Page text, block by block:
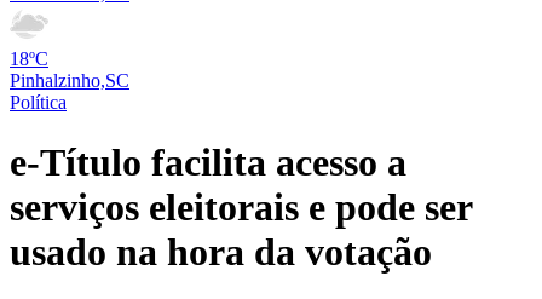
18ºC
Pinhalzinho,SC
Política
e-Título facilita acesso a
serviços eleitorais e pode ser
usado na hora da votação